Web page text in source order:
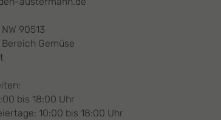
90513
Gemüse
bis 18:00 Uhr
10:00 bis 18:00 Uhr